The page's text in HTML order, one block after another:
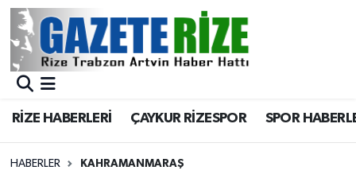
RİZE HABERLERİ ÇAYKUR RİZESPOR SPOR
HABERLER KAHRAMANMARAŞ
BÖLGEMİZ
Asayiş
Merkez Nöbetçi Eczaneler
Merkez Trafik Yoğunluk Haritası